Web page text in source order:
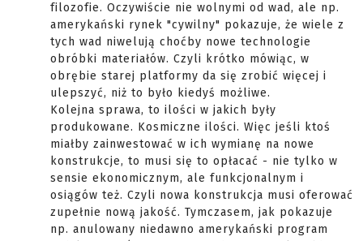
filozofie. Oczywiście nie wolnymi od wad, ale np.
amerykański rynek "cywilny" pokazuje, że wiele z
tych wad niwelują choćby nowe technologie
obróbki materiałów. Czyli krótko mówiąc, w
obrębie starej platformy da się zrobić więcej i
ulepszyć, niż to było kiedyś możliwe.
Kolejna sprawa, to ilości w jakich były
produkowane. Kosmiczne ilości. Więc jeśli ktoś
miałby zainwestować w ich wymianę na nowe
konstrukcje, to musi się to opłacać - nie tylko w
sensie ekonomicznym, ale funkcjonalnym i
osiągów też. Czyli nowa konstrukcja musi oferować
zupełnie nową jakość. Tymczasem, jak pokazuje
np. anulowany niedawno amerykański program